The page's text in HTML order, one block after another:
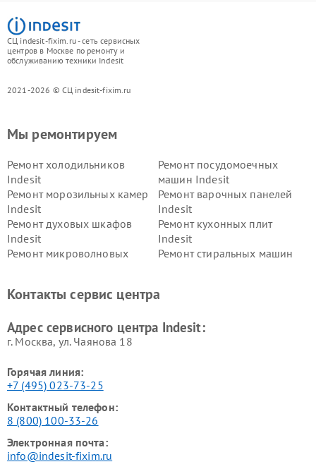
СЦ indesit-fixim.ru - сеть сервисных
центров в Москве по ремонту и
обслуживанию техники Indesit
2021-2026 © СЦ indesit-fixim.ru
Мы ремонтируем
Ремонт холодильников
Indesit
Ремонт посудомоечных
машин Indesit
Ремонт морозильных камер
Indesit
Ремонт варочных панелей
Indesit
Ремонт духовых шкафов
Indesit
Ремонт кухонных плит
Indesit
Ремонт микроволновых
Ремонт стиральных машин
Indesit
Indesit
Контакты сервис центра
Адрес сервисного центра Indesit:
г. Москва, ул. Чаянова 18
Горячая линия:
+7 (495) 023-73-25
Контактный телефон:
8 (800) 100-33-26
Электронная почта:
info@indesit-fixim.ru